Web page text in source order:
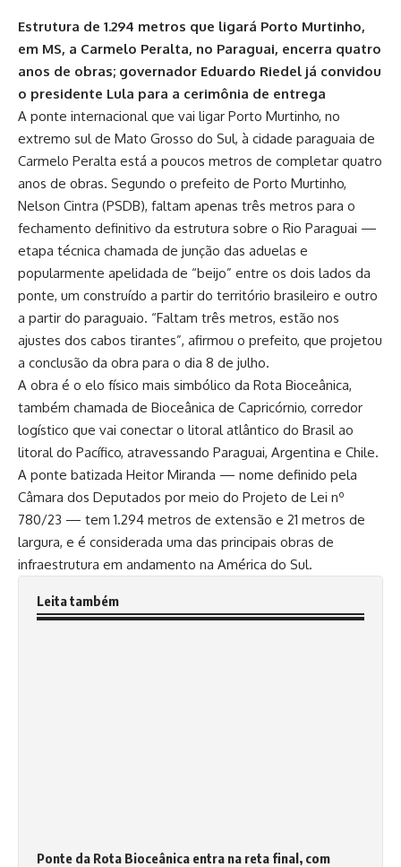
Estrutura de 1.294 metros que ligará Porto Murtinho,
em MS, a Carmelo Peralta, no Paraguai, encerra quatro
anos de obras; governador Eduardo Riedel já convidou
o presidente Lula para a cerimônia de entrega
A ponte internacional que vai ligar Porto Murtinho, no
extremo sul de Mato Grosso do Sul, à cidade paraguaia de
Carmelo Peralta está a poucos metros de completar quatro
anos de obras. Segundo o prefeito de Porto Murtinho,
Nelson Cintra (PSDB), faltam apenas três metros para o
fechamento definitivo da estrutura sobre o Rio Paraguai —
etapa técnica chamada de junção das aduelas e
popularmente apelidada de “beijo” entre os dois lados da
ponte, um construído a partir do território brasileiro e outro
a partir do paraguaio. “Faltam três metros, estão nos
ajustes dos cabos tirantes”, afirmou o prefeito, que projetou
a conclusão da obra para o dia 8 de julho.
A obra é o elo físico mais simbólico da Rota Bioceânica,
também chamada de Bioceânica de Capricórnio, corredor
logístico que vai conectar o litoral atlântico do Brasil ao
litoral do Pacífico, atravessando Paraguai, Argentina e Chile.
A ponte batizada Heitor Miranda — nome definido pela
Câmara dos Deputados por meio do Projeto de Lei nº
780/23 — tem 1.294 metros de extensão e 21 metros de
largura, e é considerada uma das principais obras de
infraestrutura em andamento na América do Sul.
Leita também
Ponte da Rota Bioceânica entra na reta final, com